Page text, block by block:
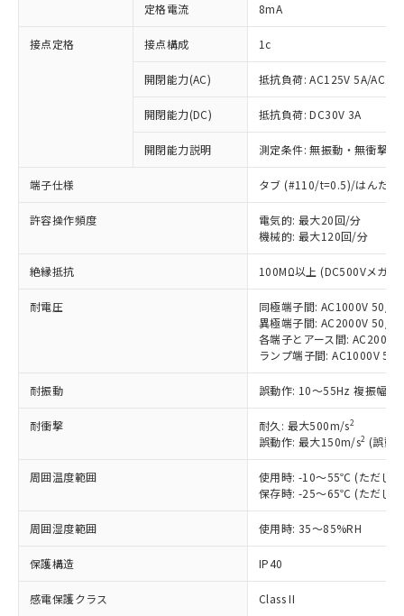
定格電流 8mA
接点定格 接点構成 1c
開閉能力(AC) 抵抗負荷: AC125V 5A/
開閉能力(DC) 抵抗負荷: DC30V 3A
開閉能力説明 測定条件: 無振動・無衝撃
端子仕様 タブ (#110/t=0.5)/はんだづ
許容操作頻度
電気的: 最大20回/分
機械的: 最大120回/分
絶縁抵抗 100MΩ以上 (DC500Vメガ)
耐電圧
同極端子間: AC1000V 50/
異極端子間: AC2000V 50/
各端子とアース間:
ランプ端子間: AC1000V
耐振動 誤動作: 10～55Hz 複振幅
耐衝撃 耐久: 最大500m/s2
誤動作: 最大150m/s2 (誤動
周囲温度範囲
使用時: -10～55℃ (ただし
保存時: -25～65℃ (ただし
周囲湿度範囲 使用時: 35～85%RH
保護構造 IP40
感電保護クラス Class II
ご利用条件
以下の条件をお読みいただき、同意のうえ
本サービスは、当社制御機器事業取扱
商品の当社在庫状況および標準価格
(税抜)を提供させていただくもので
当社制御機器事業取扱商品の中には、
本サービスの対象外となる商品もある
在庫状況および標準価格照会結果は、
記載している更新日時点での社内デー
タに基づき作成されるものであり、閲
覧された時点での実際の在庫および標
準価格とは異なる場合があることをご
了承ください。
※1 対応状況
対応済み：EU RoHS指令（10物質）の
非含有に対応した製品が提供可能な商品で
対応予定：EU RoHS指令（10物質）の非含
有に対応した製品に切り替える予定のある
対応予定なし：EU RoHS指令（10物質）の
非含有に非対応の商品で、対応品を出す予
調査・確認中：EU RoHS指令（10物質）の
非含有の対応状況を調査中または確認中の
非該当品：ライセンス料など無形物で、有
害物質有無と関係のない商品です。
仕入先様の事情により、非含有部品として
いたものが、含有品と判明した場合などや
むを得ず変更することがあります。
ミウム(Cd) 100ppm以下、
六価クロム(Cr(Ⅵ)) 1000ppm以下、ポリ臭化ビフェニル
類(PBB) 1000ppm以下、ポリ臭化ジフェニルエーテル類
(PBDE) 1000ppm以下、フタル酸ビス(2-エチルヘキシ
「○」：最大均質材料含有率が中国RoHSの
基準値以下であることを示します。
「×」：最大均質材料含有率が中国RoHSの
基準値を超えていることを示します。
「－」：未確認です。当社販売部門へお問
Pb(鉛) :1000ppm、 Hg(水銀) : 1000ppm、 Cd(カドミウ
Cr(Ⅵ)(六価クロム) : 1000ppm、 PBBs(ポリ臭化ビフェ
当社は、これら貴社製品のうち、外国
為替および外国貿易法に定める商品
（以下｢規制貨物等」という）を輸出
または国外への提供する場合は、日本
国政府の輸出許可(または役務取引許
可)を取得するなどの必要な手続きを
とります。